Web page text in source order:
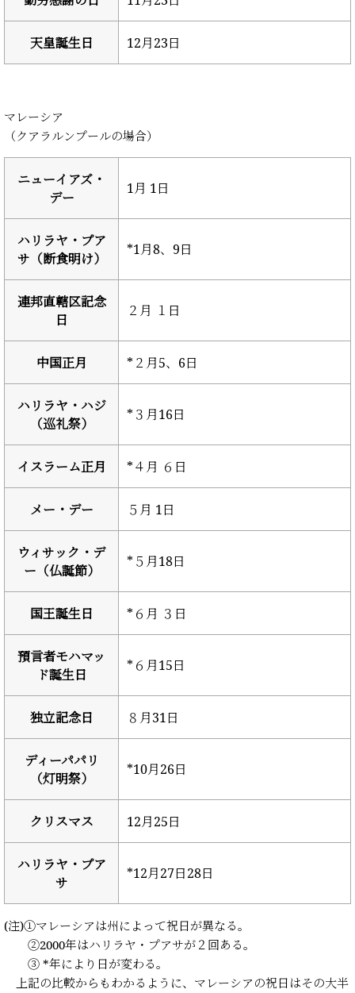
天皇誕生日 12月23日
マレーシア
（クアラルンプールの場合）
ニューイアズ・
デー
1月 1日
ハリラヤ・プア
サ（断食明け）
*1月8、9日
連邦直轄区記念
日
２月 １日
中国正月 *２月5、6日
ハリラヤ・ハジ
（巡礼祭）
*３月16日
イスラーム正月 *４月 ６日
メー・デー ５月 1日
ウィサック・デ
ー（仏誕節）
*５月18日
国王誕生日 *６月 ３日
預言者モハマッ
ド誕生日
*６月15日
独立記念日 ８月31日
ディーパパリ
（灯明祭）
*10月26日
クリスマス 12月25日
ハリラヤ・プア
サ
*12月27日28日
(注)①マレーシアは州によって祝日が異なる。
②2000年はハリラヤ・プアサが２回ある。
③ *年により日が変わる。
上記の比較からもわかるように、マレーシアの祝日はその大半